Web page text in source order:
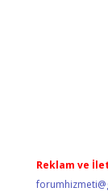
Reklam ve